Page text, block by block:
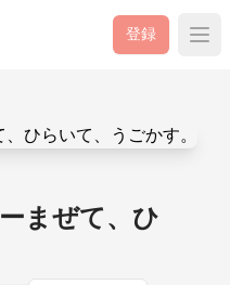
登録
まぜて、ひ